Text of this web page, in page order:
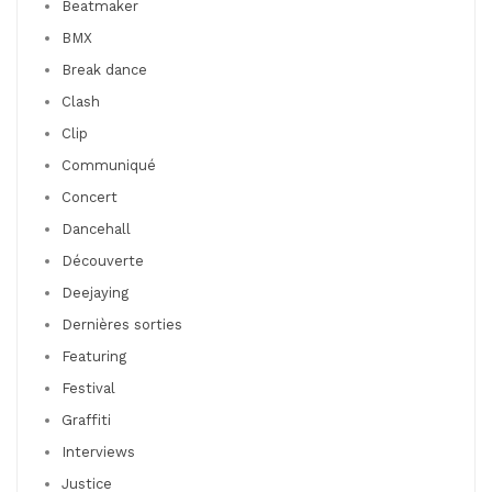
Beatmaker
BMX
Break dance
Clash
Clip
Communiqué
Concert
Dancehall
Découverte
Deejaying
Dernières sorties
Featuring
Festival
Graffiti
Interviews
Justice